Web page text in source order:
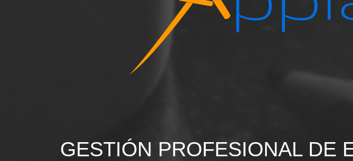
GESTIÓN PROFESIONAL DE